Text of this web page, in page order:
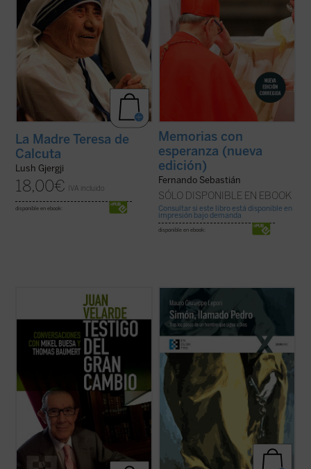
La Madre Teresa de
Calcuta
Lush Gjergji
18,00€ IVA incluido
disponible en ebook:
Memorias con
esperanza (nueva
edición)
Fernando Sebastián
SÓLO DISPONIBLE EN EBOOK
Consultar si este libro está disponible en
impresión bajo demanda
disponible en ebook:
Este libro recoge los recuerdos y
memorias del profesor Juan Velarde a
través de una serie de conversaciones con
los profesores Mikel Buesa y Thomas
Baumert, en las que, de forma rigurosa
pero distendida, se repasan los principales
episodios de ... (ver ficha)
sencilla, profunda y apasionada de la vida
de san Pedro desde que conoció a Jesús y,
dejándolo todo, lo siguió, hasta su último
Lepori nos ...